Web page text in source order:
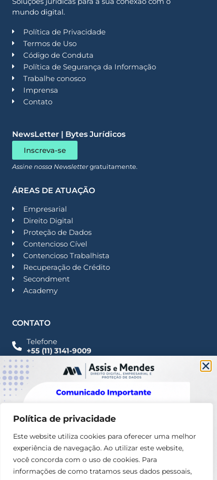
Política de privacidade
Este website utiliza cookies para oferecer uma melhor
experiência de navegação. Ao utilizar este website,
você concorda com o uso de cookies. Para
informações de como tratamos seus dados pessoais,
mundo digital.
Política de Privacidade
Termos de Uso
Código de Conduta
Política de Segurança da Informação
Trabalhe conosco
Imprensa
Contato
NewsLetter | Bytes Jurídicos
Inscreva-se
Assine nossa Newslettergratuitamente.
ÁREAS DE ATUAÇÃO
Empresarial
Direito Digital
Proteção de Dados
Contencioso Cível
Contencioso Trabalhista
Recuperação de Crédito
Secondment
Academy
CONTATO
Telefone
+55 (11) 3141-9009
Imprensa
Fale Conosco
contato@assisemendes.com.br
Alameda Santos, 1165 Paulista - CEP 01419-001 -
SP